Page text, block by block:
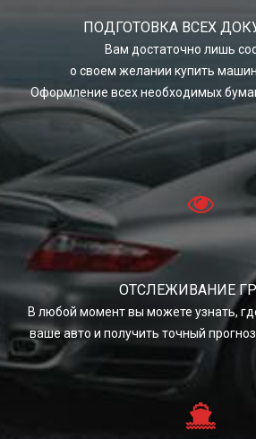
ПОДГОТОВКА ВСЕХ
Вам достаточно лишь
о своем желании купить
Оформление всех необходимых
ОТСЛЕЖИВАНИЕ
В любой момент вы можете узнать,
ваше авто и получить точный